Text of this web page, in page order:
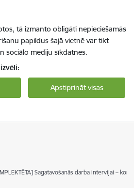
tā izmanto obligāti nepieciešamās
papildus šajā vietnē var tikt
sociālo mediju sīkdatnes.
Apstiprināt visas
Sagatavošanās darba intervijai –